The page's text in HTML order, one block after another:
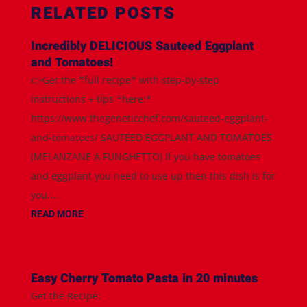
RELATED POSTS
Incredibly DELICIOUS Sauteed Eggplant
and Tomatoes!
👉Get the *full recipe* with step-by-step
instructions + tips *here:*
https://www.thegeneticchef.com/sauteed-eggplant-
and-tomatoes/ SAUTEED EGGPLANT AND TOMATOES
(MELANZANE A FUNGHETTO) If you have tomatoes
and eggplant you need to use up then this dish is for
you....
READ MORE
Easy Cherry Tomato Pasta in 20 minutes
Get the Recipe: